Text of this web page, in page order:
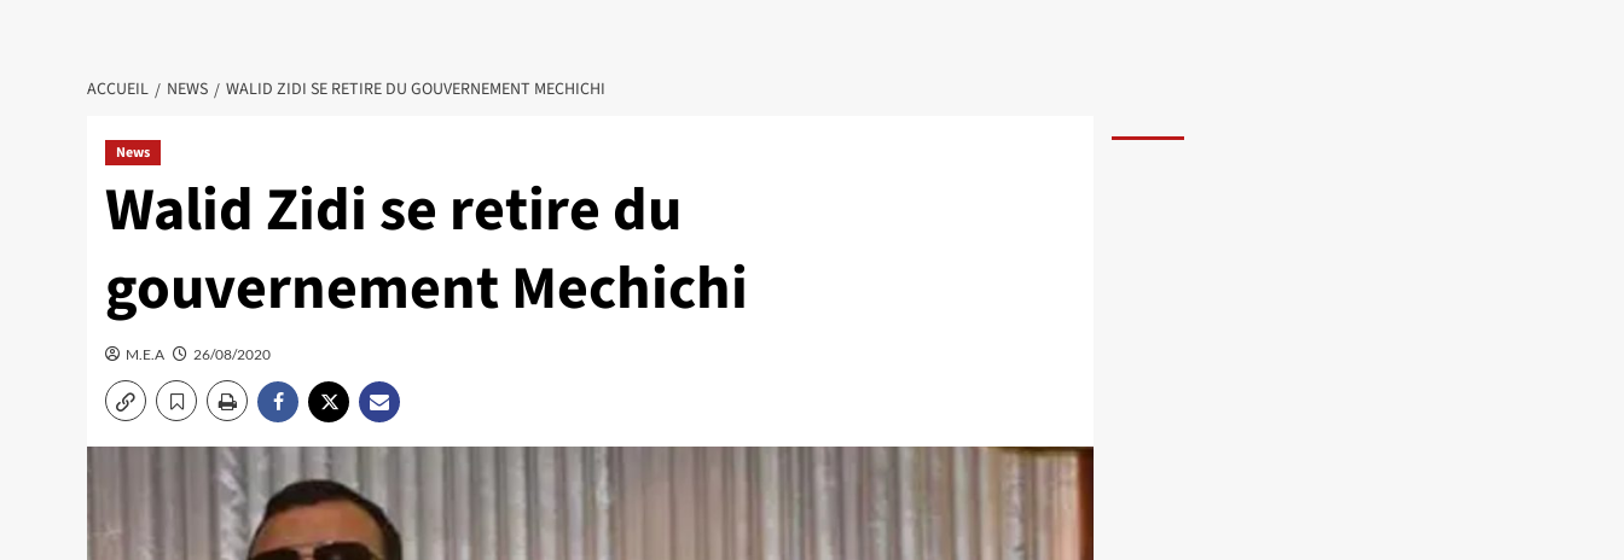
ACCUEIL NEWS WALID ZIDI SE RETIRE DU GOUVERNEMENT MECHICHI
News
Walid Zidi se retire du
gouvernement Mechichi
M.E.A 26/08/2020